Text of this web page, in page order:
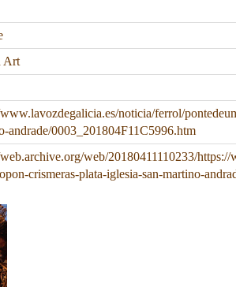
Art
noticia/ferrol/
andrade/0003_201804F11C5996.htm
web/20180411110233/
crismeras-plata-iglesia-san-martino-